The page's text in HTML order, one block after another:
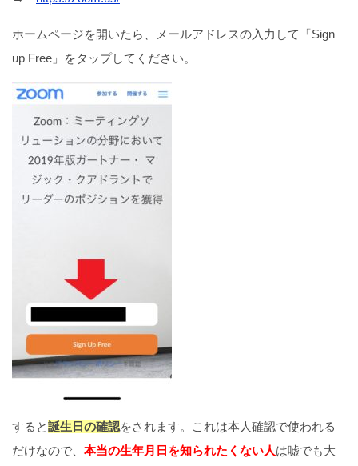
ホームページを開いたら、メールアドレスの入力して「Sign
up Free」をタップしてください。
すると誕生日の確認をされます。これは本人確認で使われる
だけなので、 本当の生年月日を知られたくない人は嘘でも大